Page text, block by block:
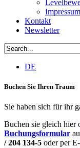
Impressum
Kontakt
Newsletter
DE
Buchen Sie Ihren Traum
Sie haben sich für ihr
Buchen sie gleich hier
Buchungsformular
/ 204 134-5 oder per